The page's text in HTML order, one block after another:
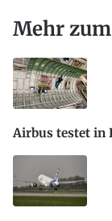
Mehr
Airbus testet in